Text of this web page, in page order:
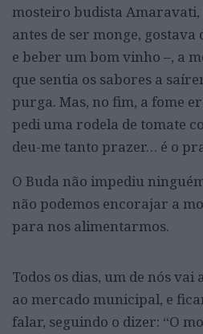
mosteiro budista Amaravati,
antes de ser monge,
e beber um bom vinho –, a
que sentia os sabores a
purga. Mas, no fim, a fome
pedi uma rodela de tomate
deu-me tanto prazer… é o
O Buda não impediu
não podemos encorajar a
para nos alimentarmos.
Todos os dias, um de nós
ao mercado municipal, e
falar, seguindo o dizer: “O